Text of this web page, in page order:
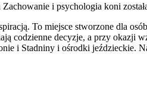
Zachowanie i psychologia koni
To miejsce stworzone dla
codzienne decyzje, a przy
i Stadniny i ośrodki jeździeckie.